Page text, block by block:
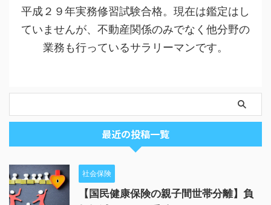
平成２９年実務修習試験合格。現在は鑑定はし
ていませんが、不動産関係のみでなく他分野の
業務も行っているサラリーマンです。
最近の投稿一覧
社会保険
【国民健康保険の親子間世帯分離】負